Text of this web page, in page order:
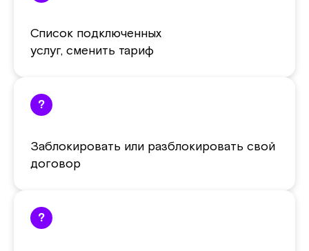
Список подключенных
услуг, сменить тариф
?
Заблокировать или разблокировать свой
договор
?